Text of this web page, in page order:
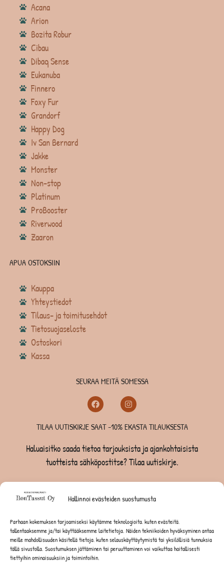
Hallinnoi evästeiden suostumusta
Parhaan kokemuksen tarjoamiseksi käytämme teknologioita, kuten evästeitä,
tallentaaksemme ja/tai käyttääksemme laitetietoja. Näiden tekniikoiden hyväksyminen antaa
meille mahdollisuuden käsitellä tietoja, kuten selauskäyttäytymistä tai yksilöllisiä tunnuksia
tällä sivustolla. Suostumuksen jättäminen tai peruuttaminen voi vaikuttaa haitallisesti
tiettyihin ominaisuuksiin ja toimintoihin.
Acana
Arion
Bozita Robur
Cibau
Dibaq Sense
Eukanuba
Finnero
Foxy Fur
Grandorf
Happy Dog
Iv San Bernard
Jakke
Monster
Non-stop
Platinum
ProBooster
Riverwood
Zaaron
APUA OSTOKSIIN
Kauppa
Yhteystiedot
Tilaus- ja toimitusehdot
Tietosuojaseloste
Ostoskori
Kassa
SEURAA MEITÄ SOMESSA
TILAA UUTISKIRJE SAAT -10% EKASTA TILAUKSESTA
Haluaisitko saada tietoa tarjouksista ja ajankohtaisista
tuotteista sähköpostitse? Tilaa uutiskirje.
TILAA UUTISKIRJE -SAAT -10% EKASTA TILAUKSESTA
KISSOILLE
JYRSIJÖILLE